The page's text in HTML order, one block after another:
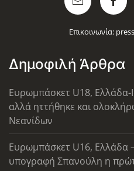
Επικοινωνία:
Δημοφιλή Άρθρα
Ευρωμπάσκετ U18, Ελλάδα-
αλλά ηττήθηκε και
Νεανίδων
Ευρωμπάσκετ U16, Ελλάδα
υπογραφή Σπανούλη η